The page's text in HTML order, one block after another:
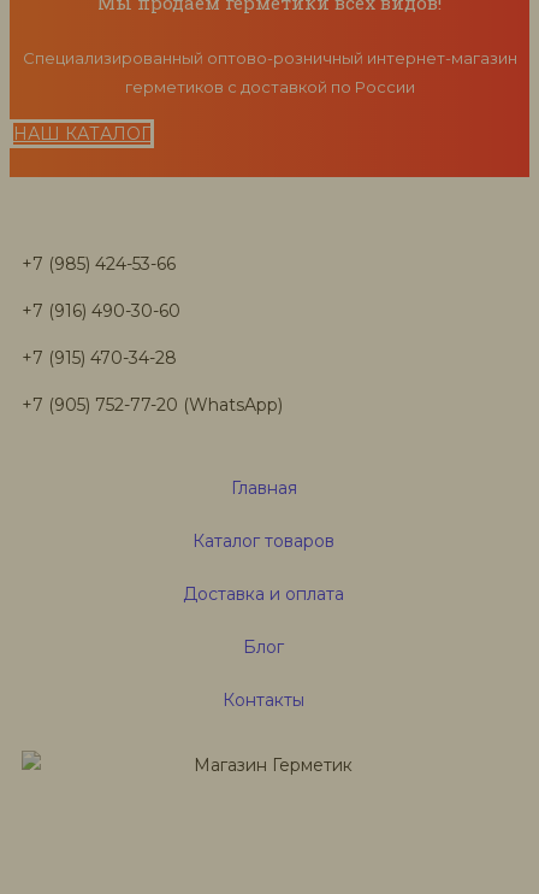
Специализированный оптово-розничный интернет-магазин
герметиков с доставкой по России
НАШ КАТАЛОГ
+7 (985) 424-53-66
+7 (916) 490-30-60
+7 (915) 470-34-28
+7 (905) 752-77-20 (WhatsApp)
Главная
Каталог товаров
Доставка и оплата
Блог
Контакты